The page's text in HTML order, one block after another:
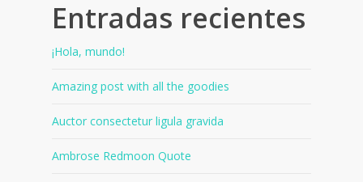
Entradas recientes
¡Hola, mundo!
Amazing post with all the goodies
Auctor consectetur ligula gravida
Ambrose Redmoon Quote